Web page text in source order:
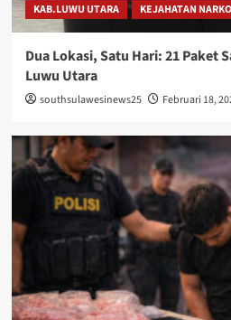
KAB.LUWU UTARA KEJAHATAN
Dua Lokasi, Satu Hari: 21 Paket
Luwu Utara
southsulawesinews25 Februari 18,